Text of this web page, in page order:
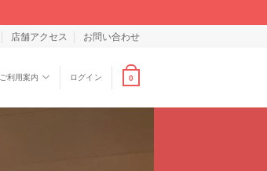
店舗アクセス お問い合わせ
ご利用案内 ログイン 0